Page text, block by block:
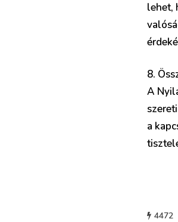
lehet,
8.
A
a
4472